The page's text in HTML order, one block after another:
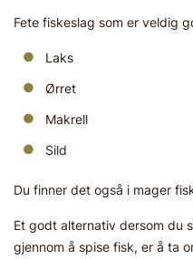
Fete fiskeslag som er veldig
Laks
Ørret
Makrell
Sild
Du finner det også i mager
Et godt alternativ dersom du
gjennom å spise fisk, er å ta